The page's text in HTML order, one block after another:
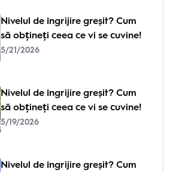
Nivelul de îngrijire greșit? Cum
să obțineți ceea ce vi se cuvine!
5/21/2026
Nivelul de îngrijire greșit? Cum
să obțineți ceea ce vi se cuvine!
5/19/2026
Nivelul de îngrijire greșit? Cum